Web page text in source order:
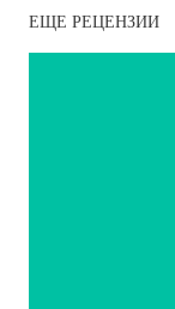
ЕЩЕ РЕЦЕНЗИИ